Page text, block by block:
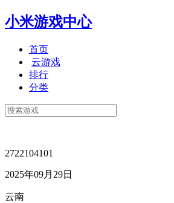
小米游戏中心
首页
云游戏
排行
分类
2722104101
2025年09月29日
云南